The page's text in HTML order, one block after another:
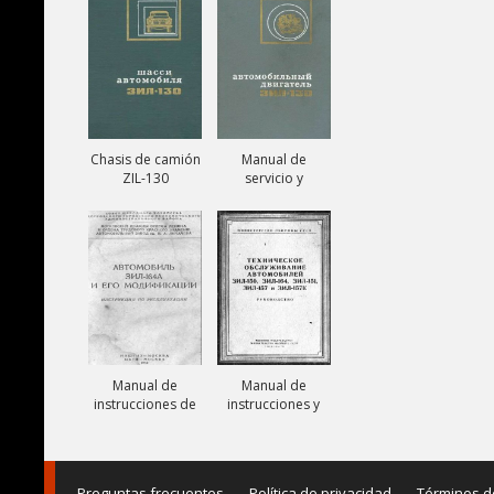
131V
Chasis de camión
ZIL-130
Manual de
servicio y
motor ZIL-130
Manual de
instrucciones de
Manual de
instrucciones y
150, ZIL-151, ZIL-